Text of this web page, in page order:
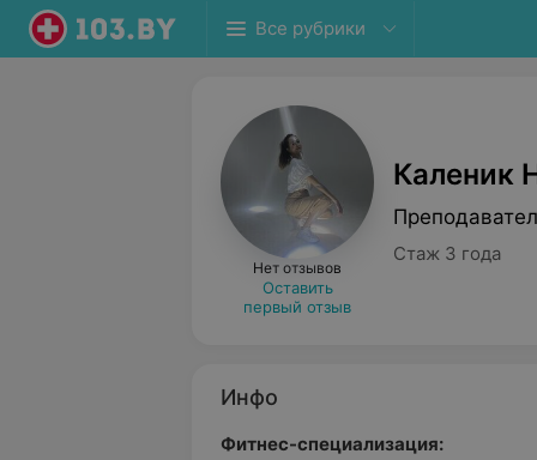
Все рубрики
Нет отзывов
Оставить
первый отзыв
Каленик
Стаж 3 года
Инфо
Фитнес-специализация: